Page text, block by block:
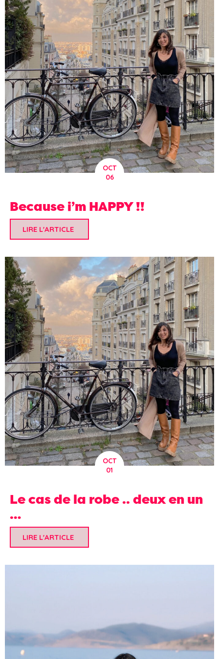
OCT
06
Because i’m HAPPY !!
LIRE L'ARTICLE
OCT
01
Le cas de la robe .. deux en un
…
LIRE L'ARTICLE